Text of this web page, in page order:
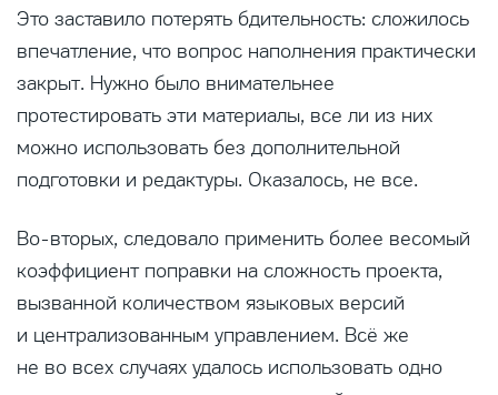
Это заставило потерять бдительность: сложилось
впечатление, что вопрос наполнения практически
закрыт. Нужно было внимательнее
протестировать эти материалы, все ли из них
можно использовать без дополнительной
подготовки и редактуры. Оказалось, не все.
Во-вторых, следовало применить более весомый
коэффициент поправки на сложность проекта,
вызванной количеством языковых версий
и централизованным управлением. Всё же
не во всех случаях удалось использовать одно